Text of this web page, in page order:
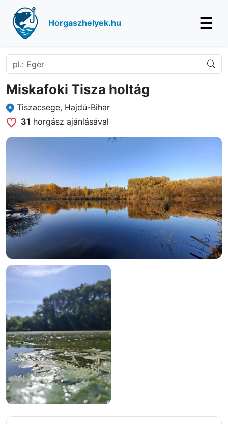
Horgaszhelyek.hu ☰
Miskafoki Tisza holtág
Tiszacsege, Hajdú-Bihar
31 horgász ajánlásával